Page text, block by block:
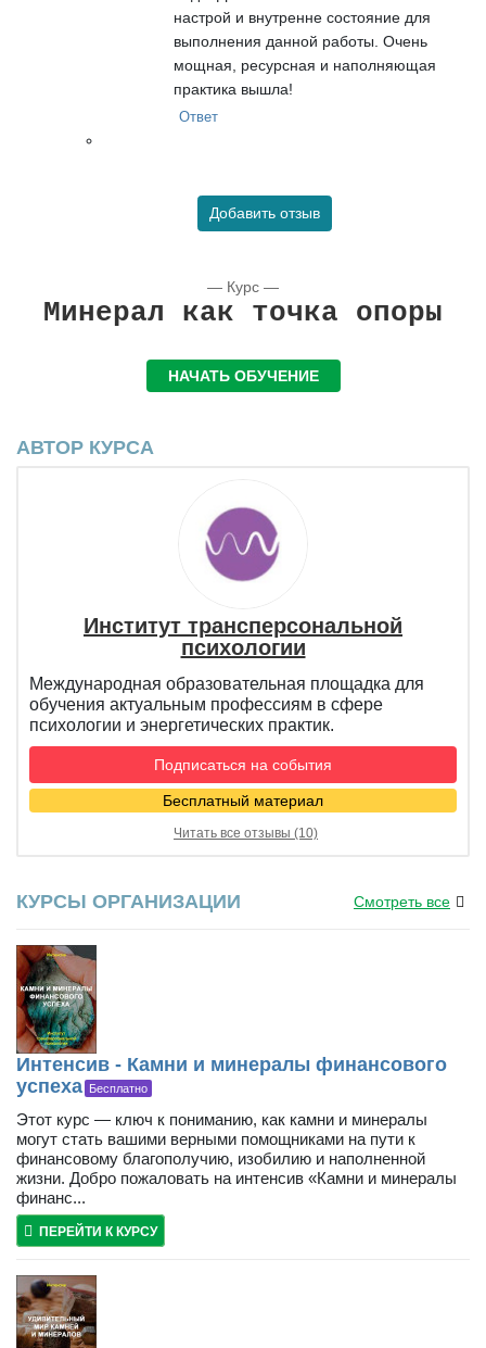
настрой и внутренне состояние для
выполнения данной работы. Очень
мощная, ресурсная и наполняющая
практика вышла!
Ответ
Добавить отзыв
— Курс —
Минерал как точка опоры
НАЧАТЬ ОБУЧЕНИЕ
АВТОР КУРСА
Институт трансперсональной
психологии
Международная образовательная площадка для
обучения актуальным профессиям в сфере
психологии и энергетических практик.
Подписаться на события
Бесплатный материал
Читать все отзывы (10)
КУРСЫ ОРГАНИЗАЦИИ Смотреть все
Интенсив - Камни и минералы финансового
успеха Бесплатно
Этот курс — ключ к пониманию, как камни и минералы
могут стать вашими верными помощниками на пути к
финансовому благополучию, изобилию и наполненной
жизни. Добро пожаловать на интенсив «Камни и минералы
финанс...
ПЕРЕЙТИ К КУРСУ